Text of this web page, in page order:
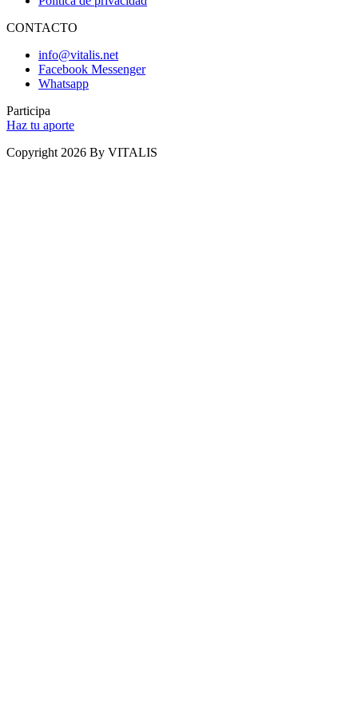
CONTACTO
info@vitalis.net
Facebook Messenger
Whatsapp
Participa
Haz tu aporte
Copyright 2026 By VITALIS